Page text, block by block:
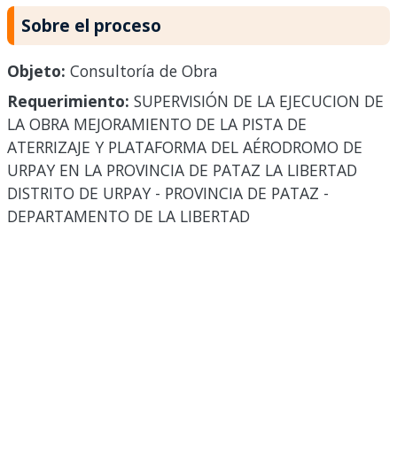
Sobre el proceso
Objeto: Consultoría de Obra
Requerimiento: SUPERVISIÓN DE LA EJECUCION DE
LA OBRA MEJORAMIENTO DE LA PISTA DE
ATERRIZAJE Y PLATAFORMA DEL AÉRODROMO DE
URPAY EN LA PROVINCIA DE PATAZ LA LIBERTAD
DISTRITO DE URPAY - PROVINCIA DE PATAZ -
DEPARTAMENTO DE LA LIBERTAD